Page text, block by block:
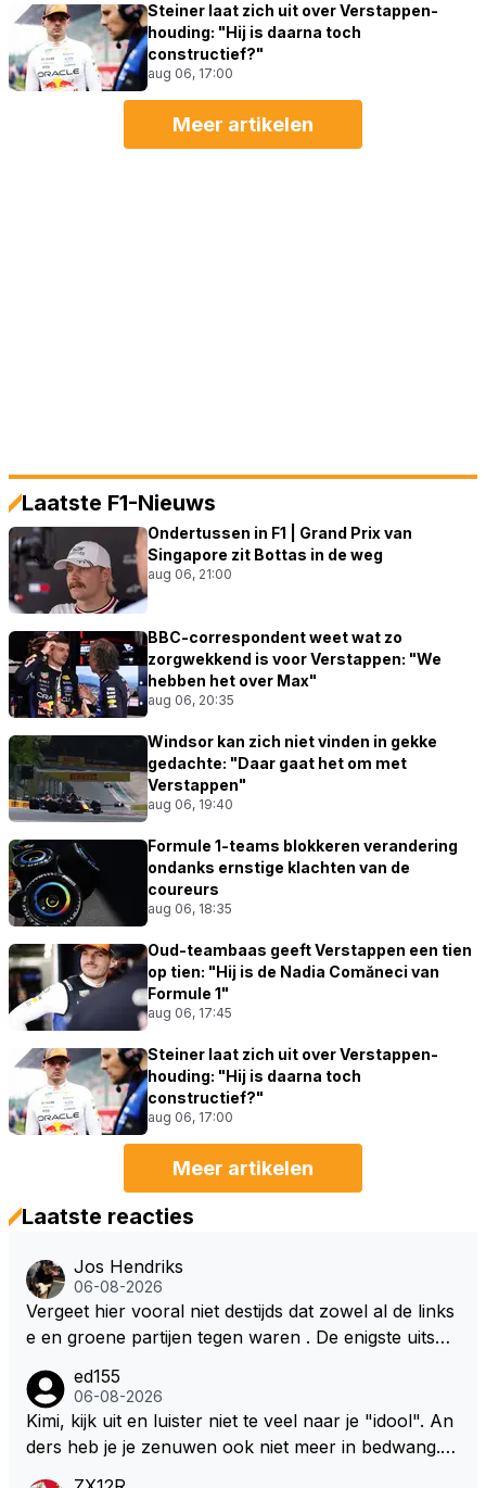
Steiner laat zich uit over Verstappen-
houding: "Hij is daarna toch
constructief?"
aug 06, 17:00
Meer artikelen
Laatste F1-Nieuws
Ondertussen in F1 | Grand Prix van
Singapore zit Bottas in de weg
aug 06, 21:00
BBC-correspondent weet wat zo
zorgwekkend is voor Verstappen: "We
hebben het over Max"
aug 06, 20:35
Windsor kan zich niet vinden in gekke
gedachte: "Daar gaat het om met
Verstappen"
aug 06, 19:40
Formule 1-teams blokkeren verandering
ondanks ernstige klachten van de
coureurs
aug 06, 18:35
Oud-teambaas geeft Verstappen een tien
op tien: "Hij is de Nadia Comăneci van
Formule 1"
aug 06, 17:45
Steiner laat zich uit over Verstappen-
houding: "Hij is daarna toch
constructief?"
aug 06, 17:00
Meer artikelen
Laatste reacties
Jos Hendriks
06-08-2026
Vergeet hier vooral niet destijds dat zowel al de links
e en groene partijen tegen waren . De enigste uitspr
over dan kunnen ze hun eigen uitlaat gassen inade
men maar niet wetende was dat de F1 motor schone
r is dan een normale auto. Dus denk echt niet dat de
ed155
06-08-2026
Kimi, kijk uit en luister niet te veel naar je "idool". An
ders heb je je zenuwen ook niet meer in bedwang. Zi